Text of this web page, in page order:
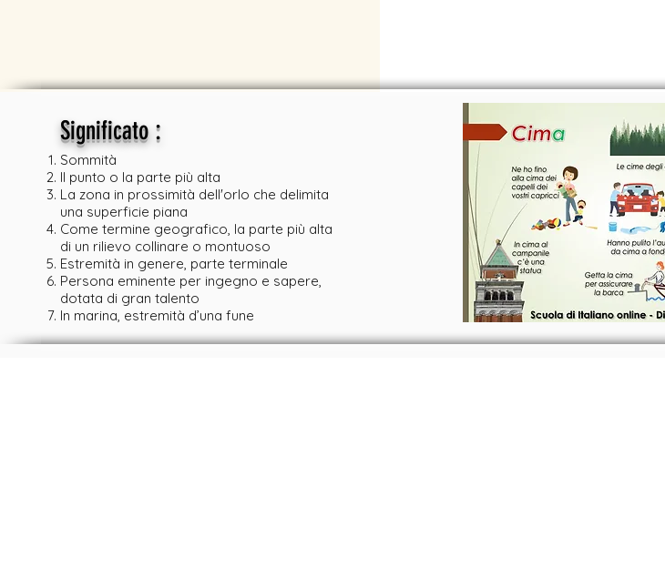
Significato:
Sommità
Il punto o la parte più alta
La zona in prossimità dell'orlo che delimita
una superficie piana
Come termine geografico, la parte più alta
di un rilievo collinare o montuoso
Estremità in genere, parte terminale
Persona eminente per ingegno e sapere,
dotata di gran talento
In marina, estremità d’una fune